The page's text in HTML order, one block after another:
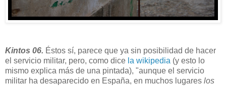
Kintos 06. Éstos sí, parece que ya sin posibilidad de hacer
el servicio militar, pero, como dice la wikipedia (y esto lo
mismo explica más de una pintada), "aunque el servicio
militar ha desaparecido en España, en muchos lugares los